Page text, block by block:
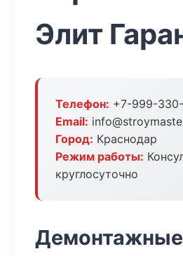
Элит
Телефон: +7-999-
Email:
Город: Краснодар
Режим работы:
круглосуточно